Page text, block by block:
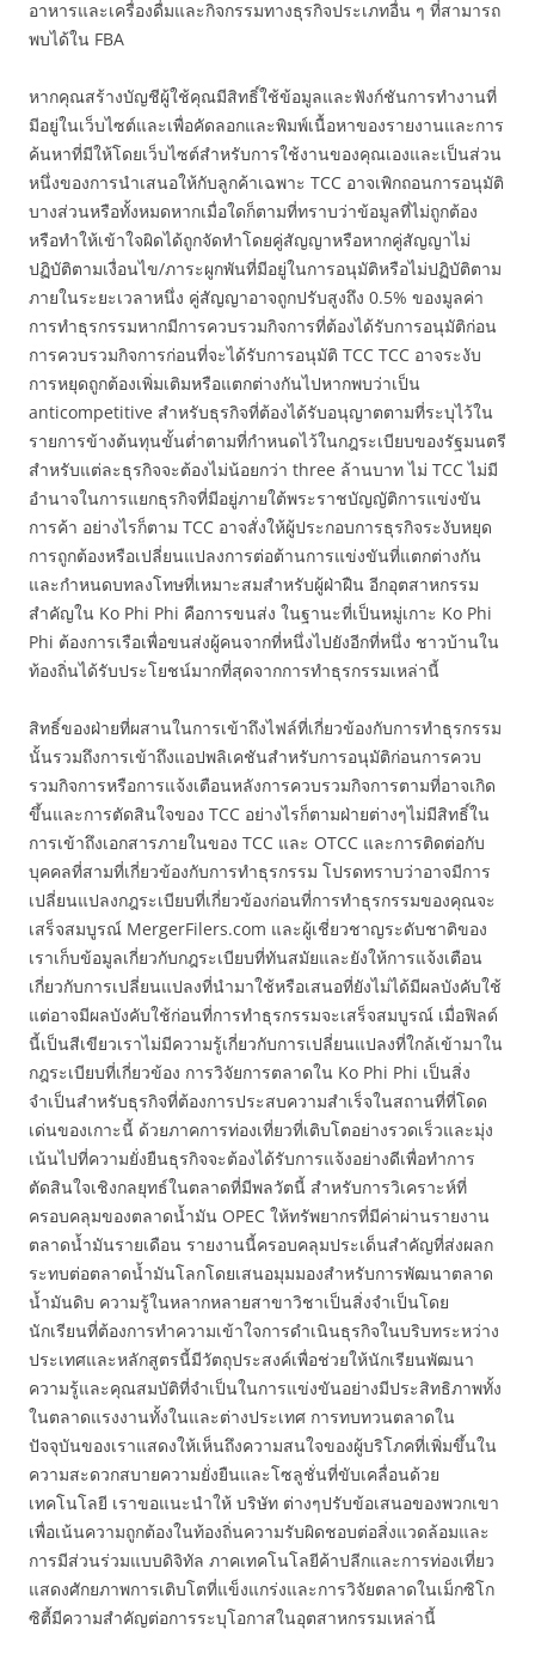
อาหารและเครื่องดื่มและกิจกรรมทางธุรกิจประเภทอื่น ๆ ที่สามารถ
พบได้ใน FBA
หากคุณสร้างบัญชีผู้ใช้คุณมีสิทธิ์ใช้ข้อมูลและฟังก์ชันการทำงานที่
มีอยู่ในเว็บไซต์และเพื่อคัดลอกและพิมพ์เนื้อหาของรายงานและการ
ค้นหาที่มีให้โดยเว็บไซต์สำหรับการใช้งานของคุณเองและเป็นส่วน
หนึ่งของการนำเสนอให้กับลูกค้าเฉพาะ TCC อาจเพิกถอนการอนุมัติ
บางส่วนหรือทั้งหมดหากเมื่อใดก็ตามที่ทราบว่าข้อมูลที่ไม่ถูกต้อง
หรือทำให้เข้าใจผิดได้ถูกจัดทำโดยคู่สัญญาหรือหากคู่สัญญาไม่
ปฏิบัติตามเงื่อนไข/ภาระผูกพันที่มีอยู่ในการอนุมัติหรือไม่ปฏิบัติตาม
ภายในระยะเวลาหนึ่ง คู่สัญญาอาจถูกปรับสูงถึง 0.5% ของมูลค่า
การทำธุรกรรมหากมีการควบรวมกิจการที่ต้องได้รับการอนุมัติก่อน
การควบรวมกิจการก่อนที่จะได้รับการอนุมัติ TCC TCC อาจระงับ
การหยุดถูกต้องเพิ่มเติมหรือแตกต่างกันไปหากพบว่าเป็น
anticompetitive สำหรับธุรกิจที่ต้องได้รับอนุญาตตามที่ระบุไว้ใน
รายการข้างต้นทุนขั้นต่ำตามที่กำหนดไว้ในกฎระเบียบของรัฐมนตรี
สำหรับแต่ละธุรกิจจะต้องไม่น้อยกว่า three ล้านบาท ไม่ TCC ไม่มี
อำนาจในการแยกธุรกิจที่มีอยู่ภายใต้พระราชบัญญัติการแข่งขัน
การค้า อย่างไรก็ตาม TCC อาจสั่งให้ผู้ประกอบการธุรกิจระงับหยุด
การถูกต้องหรือเปลี่ยนแปลงการต่อต้านการแข่งขันที่แตกต่างกัน
และกำหนดบทลงโทษที่เหมาะสมสำหรับผู้ฝ่าฝืน อีกอุตสาหกรรม
สำคัญใน Ko Phi Phi คือการขนส่ง ในฐานะที่เป็นหมู่เกาะ Ko Phi
Phi ต้องการเรือเพื่อขนส่งผู้คนจากที่หนึ่งไปยังอีกที่หนึ่ง ชาวบ้านใน
ท้องถิ่นได้รับประโยชน์มากที่สุดจากการทำธุรกรรมเหล่านี้
สิทธิ์ของฝ่ายที่ผสานในการเข้าถึงไฟล์ที่เกี่ยวข้องกับการทำธุรกรรม
นั้นรวมถึงการเข้าถึงแอปพลิเคชันสำหรับการอนุมัติก่อนการควบ
รวมกิจการหรือการแจ้งเตือนหลังการควบรวมกิจการตามที่อาจเกิด
ขึ้นและการตัดสินใจของ TCC อย่างไรก็ตามฝ่ายต่างๆไม่มีสิทธิ์ใน
การเข้าถึงเอกสารภายในของ TCC และ OTCC และการติดต่อกับ
บุคคลที่สามที่เกี่ยวข้องกับการทำธุรกรรม โปรดทราบว่าอาจมีการ
เปลี่ยนแปลงกฎระเบียบที่เกี่ยวข้องก่อนที่การทำธุรกรรมของคุณจะ
เสร็จสมบูรณ์ MergerFilers.com และผู้เชี่ยวชาญระดับชาติของ
เราเก็บข้อมูลเกี่ยวกับกฎระเบียบที่ทันสมัยและยังให้การแจ้งเตือน
เกี่ยวกับการเปลี่ยนแปลงที่นำมาใช้หรือเสนอที่ยังไม่ได้มีผลบังคับใช้
แต่อาจมีผลบังคับใช้ก่อนที่การทำธุรกรรมจะเสร็จสมบูรณ์ เมื่อฟิลด์
นี้เป็นสีเขียวเราไม่มีความรู้เกี่ยวกับการเปลี่ยนแปลงที่ใกล้เข้ามาใน
กฎระเบียบที่เกี่ยวข้อง การวิจัยการตลาดใน Ko Phi Phi เป็นสิ่ง
จำเป็นสำหรับธุรกิจที่ต้องการประสบความสำเร็จในสถานที่ที่โดด
เด่นของเกาะนี้ ด้วยภาคการท่องเที่ยวที่เติบโตอย่างรวดเร็วและมุ่ง
เน้นไปที่ความยั่งยืนธุรกิจจะต้องได้รับการแจ้งอย่างดีเพื่อทำการ
ตัดสินใจเชิงกลยุทธ์ในตลาดที่มีพลวัตนี้ สำหรับการวิเคราะห์ที่
ครอบคลุมของตลาดน้ำมัน OPEC ให้ทรัพยากรที่มีค่าผ่านรายงาน
ตลาดน้ำมันรายเดือน รายงานนี้ครอบคลุมประเด็นสำคัญที่ส่งผลก
ระทบต่อตลาดน้ำมันโลกโดยเสนอมุมมองสำหรับการพัฒนาตลาด
น้ำมันดิบ ความรู้ในหลากหลายสาขาวิชาเป็นสิ่งจำเป็นโดย
นักเรียนที่ต้องการทำความเข้าใจการดำเนินธุรกิจในบริบทระหว่าง
ประเทศและหลักสูตรนี้มีวัตถุประสงค์เพื่อช่วยให้นักเรียนพัฒนา
ความรู้และคุณสมบัติที่จำเป็นในการแข่งขันอย่างมีประสิทธิภาพทั้ง
ในตลาดแรงงานทั้งในและต่างประเทศ การทบทวนตลาดใน
ปัจจุบันของเราแสดงให้เห็นถึงความสนใจของผู้บริโภคที่เพิ่มขึ้นใน
ความสะดวกสบายความยั่งยืนและโซลูชั่นที่ขับเคลื่อนด้วย
เทคโนโลยี เราขอแนะนำให้ บริษัท ต่างๆปรับข้อเสนอของพวกเขา
เพื่อเน้นความถูกต้องในท้องถิ่นความรับผิดชอบต่อสิ่งแวดล้อมและ
การมีส่วนร่วมแบบดิจิทัล ภาคเทคโนโลยีค้าปลีกและการท่องเที่ยว
แสดงศักยภาพการเติบโตที่แข็งแกร่งและการวิจัยตลาดในเม็กซิโก
ซิตี้มีความสำคัญต่อการระบุโอกาสในอุตสาหกรรมเหล่านี้